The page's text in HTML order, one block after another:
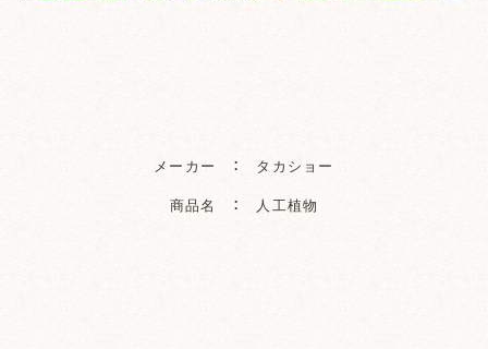
メーカー ： タカショー
商品名 ： 人工植物